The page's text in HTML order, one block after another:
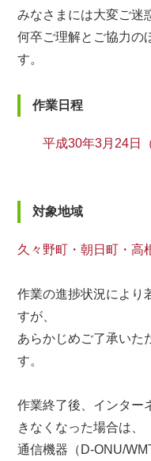
みなさまには大変ご迷
何卒ご理解とご協力の
す。
作業日程
平成30年3月24日（
対象地域
久々野町・朝日町・
作業の進捗状況により
すが、
あらかじめご了承いた
す。
作業終了後、インター
きなくなった場合は、
通信機器（D-ONU/